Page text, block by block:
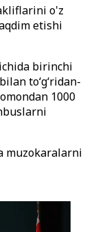
o'z
etishi
birinchi
toʻgʻridan-
1000
muzokaralarni